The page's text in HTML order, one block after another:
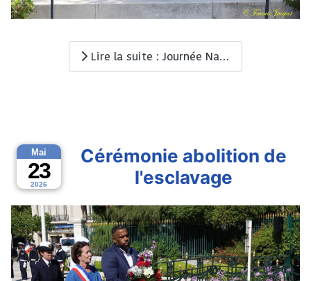
Lire la suite : Journée Nationale d'hommage aux morts pour la France en Indochine.
Cérémonie abolition de
l'esclavage
23
Mai
2026